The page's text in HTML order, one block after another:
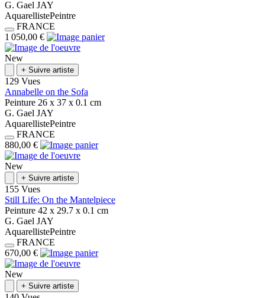
G. Gael JAY
AquarellistePeintre
FRANCE
1 050,00 €
New
+ Suivre artiste
129 Vues
Annabelle on the Sofa
Peinture 26 x 37 x 0.1 cm
G. Gael JAY
AquarellistePeintre
FRANCE
880,00 €
New
+ Suivre artiste
155 Vues
Still Life: On the Mantelpiece
Peinture 42 x 29.7 x 0.1 cm
G. Gael JAY
AquarellistePeintre
FRANCE
670,00 €
New
+ Suivre artiste